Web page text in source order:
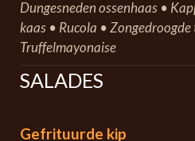
Dungesneden ossenhaas •
kaas • Rucola •
Truffelmayonaise
SALADES
Gefrituurde kip